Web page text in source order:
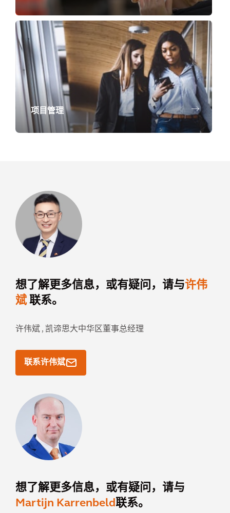
项目管理
想了解更多信息，或有疑问，请与许伟
斌联系。
许伟斌 , 凯谛思大中华区董事总经理
联系许伟斌
想了解更多信息，或有疑问，请与
Martijn Karrenbeld联系。